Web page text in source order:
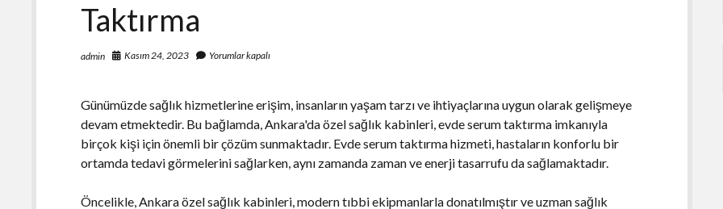
Taktırma
admin Kasım 24, 2023 Yorumlar kapalı
Günümüzde sağlık hizmetlerine erişim, insanların yaşam tarzı ve ihtiyaçlarına uygun olarak gelişmeye
devam etmektedir. Bu bağlamda, Ankara'da özel sağlık kabinleri, evde serum taktırma imkanıyla
birçok kişi için önemli bir çözüm sunmaktadır. Evde serum taktırma hizmeti, hastaların konforlu bir
ortamda tedavi görmelerini sağlarken, aynı zamanda zaman ve enerji tasarrufu da sağlamaktadır.
Öncelikle, Ankara özel sağlık kabinleri, modern tıbbi ekipmanlarla donatılmıştır ve uzman sağlık